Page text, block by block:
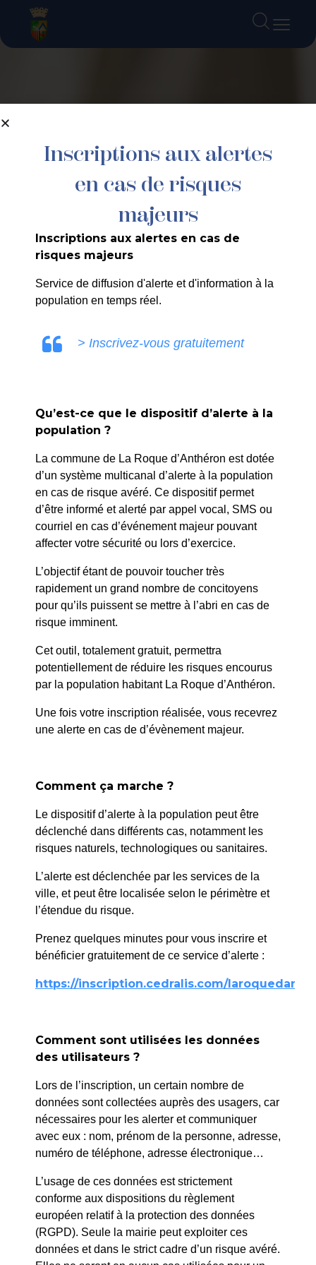
principal
État civil
Accueil > Ma mairie > État civil
Vos démarches
administratives
(naissances, mariages, décès)
Demandes à effectuer par mail : etat-
civil@ville-laroquedantheron.fr
2- Demandes liées à l'Etat Civil
3 - Documents d'identité
Inscriptions aux alertes
en cas de risques
majeurs
Inscriptions aux alertes en cas de
risques majeurs
Service de diffusion d'alerte et d'information à la
population en temps réel.
> Inscrivez-vous gratuitement
Qu’est-ce que le dispositif d’alerte à la
population ?
La commune de La Roque d’Anthéron est dotée
d’un système multicanal d’alerte à la population
en cas de risque avéré. Ce dispositif permet
d’être informé et alerté par appel vocal, SMS ou
courriel en cas d’événement majeur pouvant
affecter votre sécurité ou lors d’exercice.
L’objectif étant de pouvoir toucher très
rapidement un grand nombre de concitoyens
pour qu’ils puissent se mettre à l’abri en cas de
risque imminent.
Cet outil, totalement gratuit, permettra
potentiellement de réduire les risques encourus
par la population habitant La Roque d’Anthéron.
Une fois votre inscription réalisée, vous recevrez
une alerte en cas de d’évènement majeur.
Comment ça marche ?
Le dispositif d’alerte à la population peut être
déclenché dans différents cas, notamment les
risques naturels, technologiques ou sanitaires.
L’alerte est déclenchée par les services de la
ville, et peut être localisée selon le périmètre et
l’étendue du risque.
Prenez quelques minutes pour vous inscrire et
bénéficier gratuitement de ce service d’alerte :
https://inscription.cedralis.com/
Comment sont utilisées les données
des utilisateurs ?
Lors de l’inscription, un certain nombre de
données sont collectées auprès des usagers, car
nécessaires pour les alerter et communiquer
avec eux : nom, prénom de la personne, adresse,
numéro de téléphone, adresse électronique…
L’usage de ces données est strictement
conforme aux dispositions du règlement
européen relatif à la protection des données
(RGPD). Seule la mairie peut exploiter ces
données et dans le strict cadre d’un risque avéré.